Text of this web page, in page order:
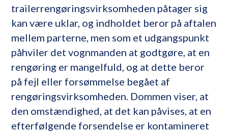
trailerrengøringsvirksomheden påtager sig
kan være uklar, og indholdet beror på aftalen
mellem parterne, men som et udgangspunkt
påhviler det vognmanden at godtgøre, at en
rengøring er mangelfuld, og at dette beror
på fejl eller forsømmelse begået af
rengøringsvirksomheden. Dommen viser, at
den omstændighed, at det kan påvises, at en
efterfølgende forsendelse er kontamineret